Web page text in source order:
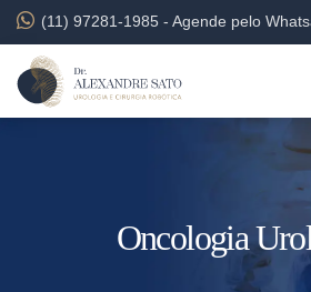
(11) 97281-1985 - Agende pelo
Oncologia